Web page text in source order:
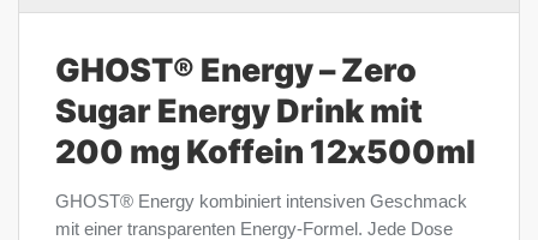
GHOST® Energy – Zero
Sugar Energy Drink mit
200 mg Koffein 12x500ml
GHOST® Energy kombiniert intensiven Geschmack
mit einer transparenten Energy-Formel. Jede Dose